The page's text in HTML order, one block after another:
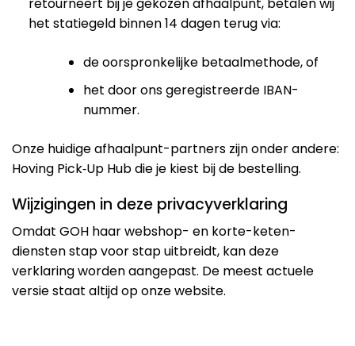
retourneert bij je gekozen afhaalpunt, betalen wij
het statiegeld binnen 14 dagen terug via:
de oorspronkelijke betaalmethode, of
het door ons geregistreerde IBAN-
nummer.
Onze huidige afhaalpunt-partners zijn onder andere:
Hoving Pick‑Up Hub die je kiest bij de bestelling.
Wijzigingen in deze privacyverklaring
Omdat GOH haar webshop- en korte-keten-
diensten stap voor stap uitbreidt, kan deze
verklaring worden aangepast. De meest actuele
versie staat altijd op onze website.